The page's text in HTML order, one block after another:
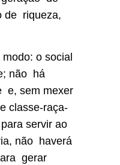
de riqueza,
o social
não há
e, sem mexer
classe-raça-
servir ao
não haverá
gerar